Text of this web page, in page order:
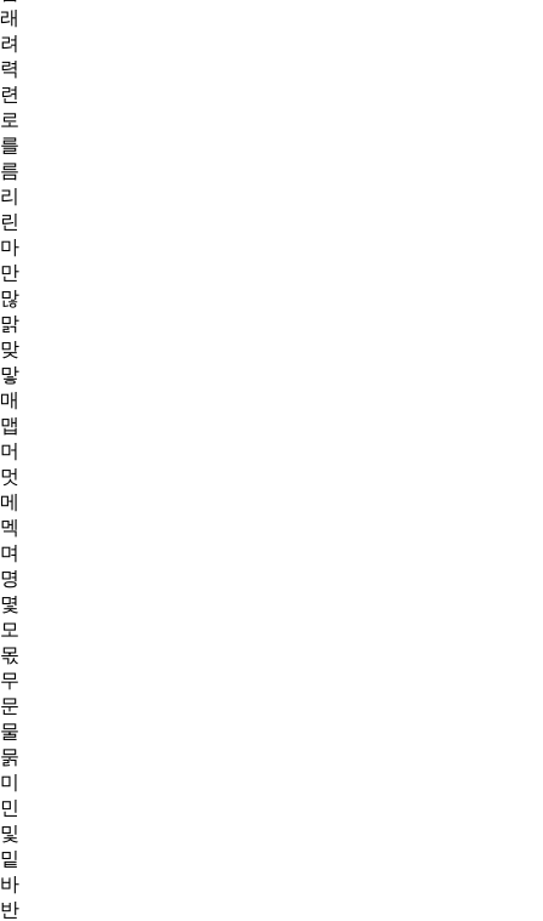
래
려
력
련
로
를
름
리
린
마
만
많
맑
맞
맣
매
맵
머
멋
메
멕
며
명
몇
모
몫
무
문
물
묽
미
민
및
밑
바
반